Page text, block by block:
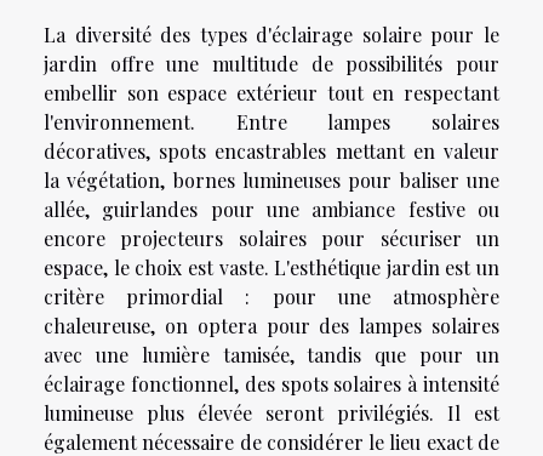
La diversité des types d'éclairage solaire pour le
jardin offre une multitude de possibilités pour
embellir son espace extérieur tout en respectant
l'environnement. Entre lampes solaires
décoratives, spots encastrables mettant en valeur
la végétation, bornes lumineuses pour baliser une
allée, guirlandes pour une ambiance festive ou
encore projecteurs solaires pour sécuriser un
espace, le choix est vaste. L'esthétique jardin est un
critère primordial : pour une atmosphère
chaleureuse, on optera pour des lampes solaires
avec une lumière tamisée, tandis que pour un
éclairage fonctionnel, des spots solaires à intensité
lumineuse plus élevée seront privilégiés. Il est
également nécessaire de considérer le lieu exact de